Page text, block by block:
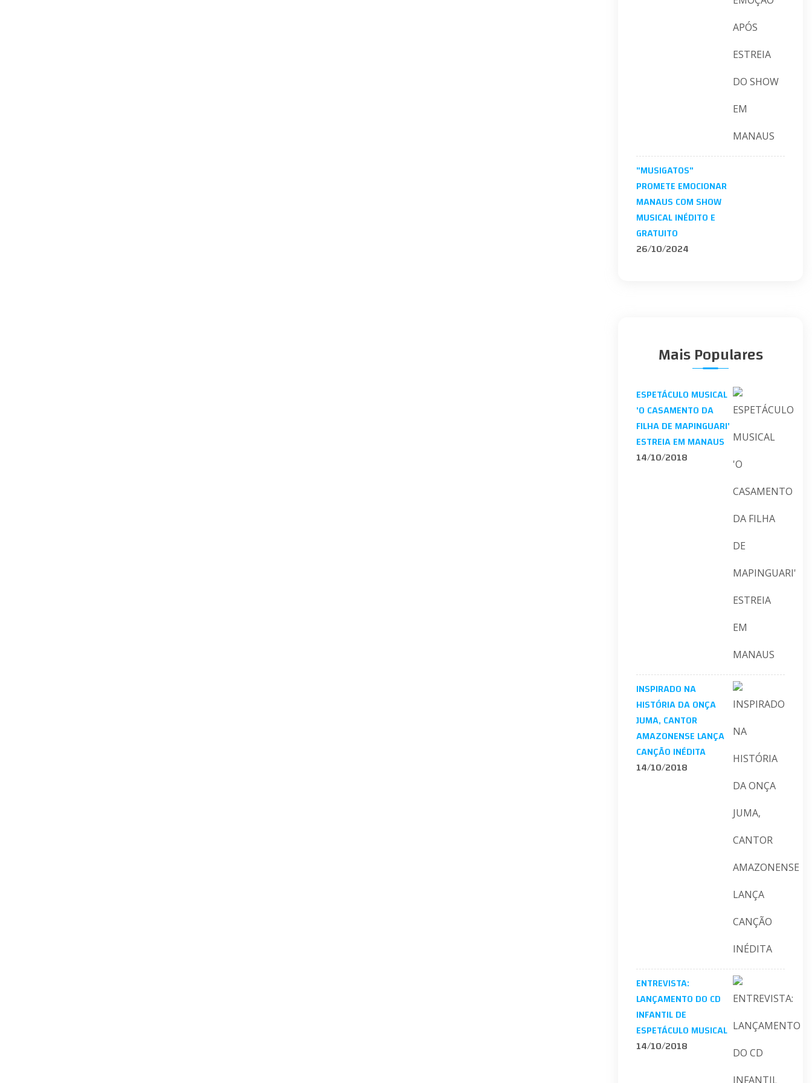
"MUSIGATOS"
PROMETE EMOCIONAR
MANAUS COM SHOW
MUSICAL INÉDITO E
GRATUITO
26/10/2024
Mais Populares
ESPETÁCULO MUSICAL
'O CASAMENTO DA
FILHA DE MAPINGUARI'
ESTREIA EM MANAUS
14/10/2018
INSPIRADO NA
HISTÓRIA DA ONÇA
JUMA, CANTOR
AMAZONENSE LANÇA
CANÇÃO INÉDITA
14/10/2018
ENTREVISTA:
LANÇAMENTO DO CD
INFANTIL DE
ESPETÁCULO MUSICAL
14/10/2018